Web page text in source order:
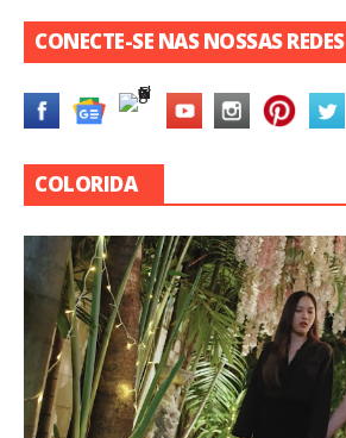
CONECTE-SE NAS NOSSAS REDES
COLORIDA